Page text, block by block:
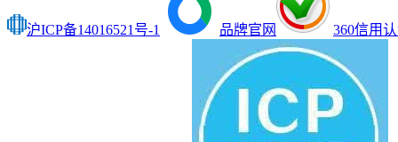
沪ICP备14016521号-1 品牌官网 360信用